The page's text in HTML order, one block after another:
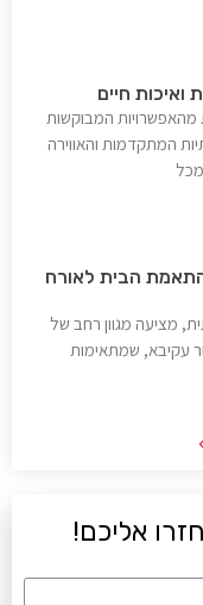
ואיכות חיים
המבוקשות
המתקדמות והאווירה
התאמת הבית לאורח
מציעה מגוון רחב של
עקיבא, שמתאימות
אליכם!